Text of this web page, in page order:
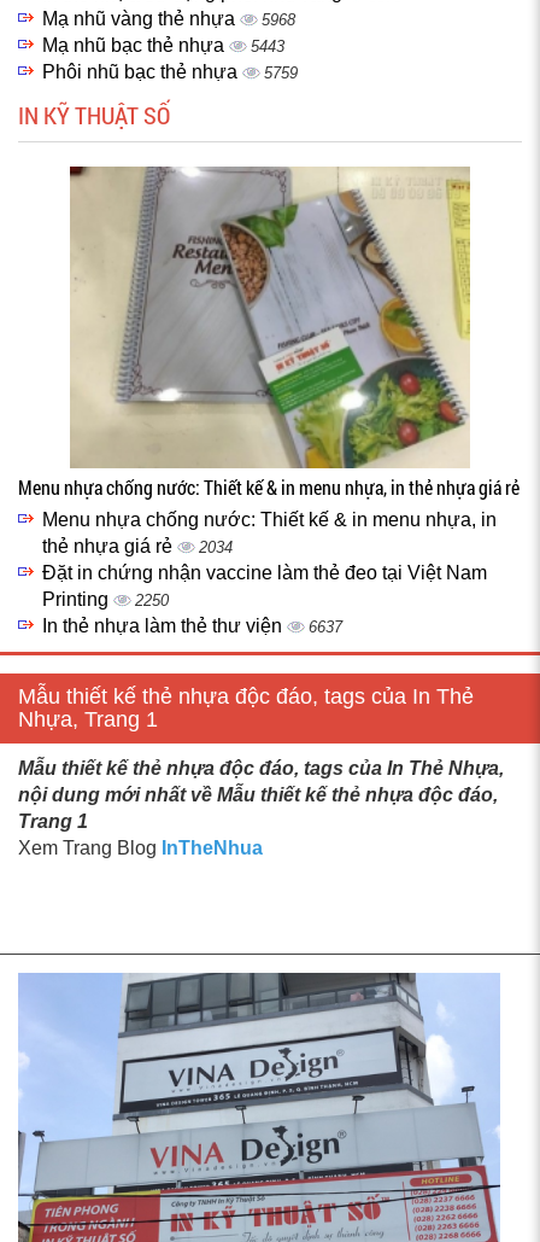
Mạ nhũ vàng thẻ nhựa 5968
Mạ nhũ bạc thẻ nhựa 5443
Phôi nhũ bạc thẻ nhựa 5759
IN KỸ THUẬT SỐ
Menu nhựa chống nước: Thiết kế & in menu nhựa, in thẻ nhựa giá rẻ
Menu nhựa chống nước: Thiết kế & in menu nhựa, in
thẻ nhựa giá rẻ
2034
Đặt in chứng nhận vaccine làm thẻ đeo tại Việt Nam
Printing
2250
In thẻ nhựa làm thẻ thư viện 6637
Mẫu thiết kế thẻ nhựa độc đáo, tags của In Thẻ
Nhựa, Trang 1
Mẫu thiết kế thẻ nhựa độc đáo, tags của In Thẻ Nhựa,
nội dung mới nhất về Mẫu thiết kế thẻ nhựa độc đáo,
Trang 1
Xem Trang Blog InTheNhua